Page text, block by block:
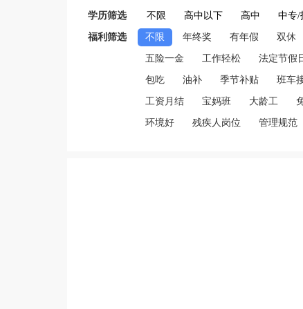
学历筛选 不限 高中以下 高中 中专/
福利筛选 不限 年终奖 有年假 双休
五险一金 工作轻松 法定节假
包吃 油补 季节补贴 班车
工资月结 宝妈班 大龄工
环境好 残疾人岗位 管理规范